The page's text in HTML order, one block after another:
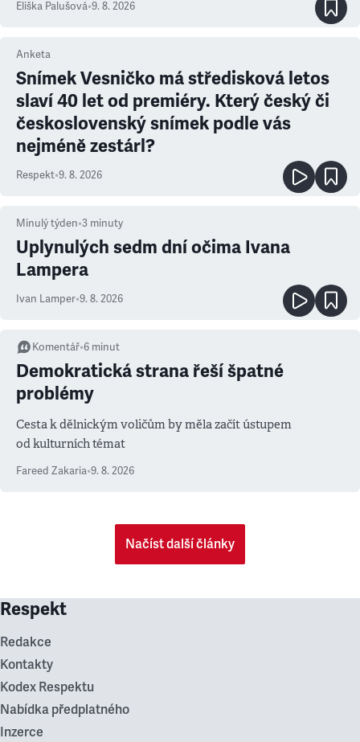
Eliška Palušová•9. 8. 2026
Anketa
Snímek Vesničko má středisková letos
slaví 40 let od premiéry. Který český či
československý snímek podle vás
nejméně zestárl?
Respekt•9. 8. 2026
Minulý týden•3 minuty
Uplynulých sedm dní očima Ivana
Lampera
Ivan Lamper•9. 8. 2026
Komentář•6 minut
Demokratická strana řeší špatné
problémy
Cesta k dělnickým voličům by měla začít ústupem
od kulturních témat
Fareed Zakaria•9. 8. 2026
Načíst další články
Respekt
Redakce
Kontakty
Kodex Respektu
Nabídka předplatného
Inzerce